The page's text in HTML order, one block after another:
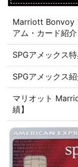
Marriott Bonvoy
アム・カード紹
SPGアメックス
SPGアメックス
マリオット
績】